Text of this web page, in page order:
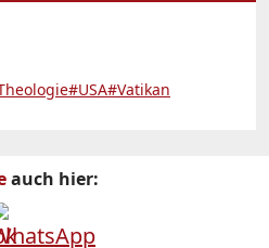
#USA#Vatikan
auch hier: